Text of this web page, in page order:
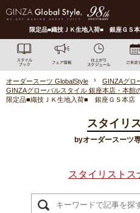
限定品■織技ＪＫ生地入荷■ 銀座ＧＳ
オーダースーツ GlobalStyle
GINZAグロ
GINZAグローバルスタイル 銀座本店・本館
限定品■織技ＪＫ生地入荷■ 銀座ＧＳ本店
スタイリ
byオーダースーツ
スタイリストス